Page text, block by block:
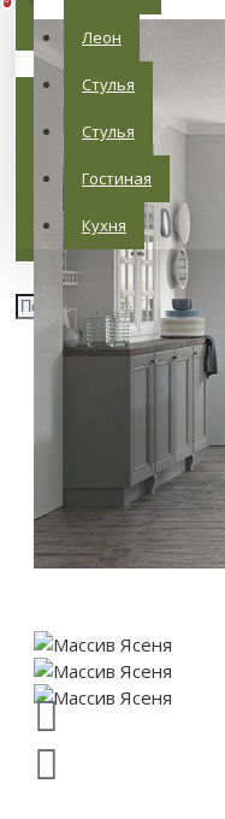
Леон
Стулья
Стулья
Гостиная
Кухня
Ваша корзина пуста!